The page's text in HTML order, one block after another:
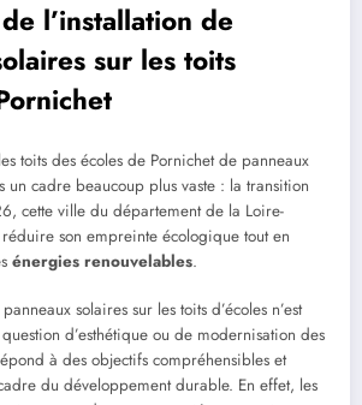
l’installation de
sur les toits
toits des écoles de Pornichet de panneaux
un cadre beaucoup plus vaste : la transition
cette ville du département de la Loire-
son empreinte écologique tout en
énergies renouvelables.
solaires sur les toits d’écoles n’est
d’esthétique ou de modernisation des
à des objectifs compréhensibles et
du développement durable. En effet, les